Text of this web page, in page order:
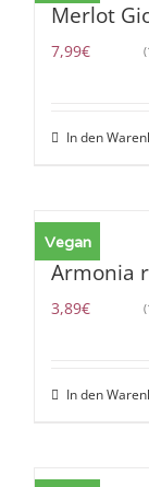
Merlot
7,99€ (
In den
Vegan
Armonia
3,89€ (
In den